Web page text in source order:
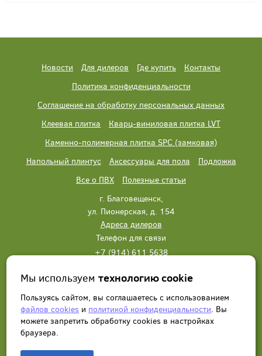
Новости Для дилеров Где купить
Контакты
Политика конфиденциальности
Соглашение на обработку персональных данных
Клеевая плитка
Кварц-виниловая плитка LVT
Каменно-полимерная плитка SPC (замковая)
Напольный плинтус
Аксессуары для пола
Подложка
Все о ПВХ
Полезные статьи
г. Благовещенск,
ул. Пионерская, д. 154
Адреса дилеров
Телефон для связи
+7 (914) 611 5638
Написать нам Заказать звонок
Мы используемтехнологию cookie
Пользуясь сайтом, вы соглашаетесь с использованием
файлов cookies и политикой конфиденциальности. Вы
можете запретить обработку сookies в настройках
браузера.